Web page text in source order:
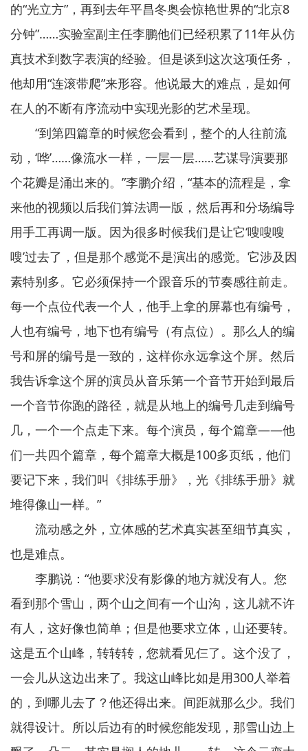
的“光立方”，再到去年平昌冬奥会惊艳世界的“北京8
分钟”……实验室副主任李鹏他们已经积累了11年从仿
真技术到数字表演的经验。但是谈到这次这项任务，
他却用“连滚带爬”来形容。他说最大的难点，是如何
在人的不断有序流动中实现光影的艺术呈现。
“到第四篇章的时候您会看到，整个的人往前流
动，‘哗’……像流水一样，一层一层……艺谋导演要那
个花瓣是涌出来的。”李鹏介绍，“基本的流程是，拿
来他的视频以后我们算法调一版，然后再和分场编导
用手工再调一版。因为很多时候我们是让它‘嗖嗖嗖
嗖’过去了，但是那个感觉不是演出的感觉。它涉及因
素特别多。它必须保持一个跟音乐的节奏感往前走。
每一个点位代表一个人，他手上拿的屏幕也有编号，
人也有编号，地下也有编号（有点位）。那么人的编
号和屏的编号是一致的，这样你永远拿这个屏。然后
我告诉拿这个屏的演员从音乐第一个音节开始到最后
一个音节你跑的路径，就是从地上的编号几走到编号
几，一个一个点走下来。每个演员，每个篇章——他
们一共四个篇章，每个篇章大概是100多页纸，他们
要记下来，我们叫《排练手册》，光《排练手册》就
堆得像山一样。”
流动感之外，立体感的艺术真实甚至细节真实，
也是难点。
李鹏说：“他要求没有影像的地方就没有人。您
看到那个雪山，两个山之间有一个山沟，这儿就不许
有人，这好像也简单；但是他要求立体，山还要转。
这是五个山峰，转转转，您就看见仨了。这个没了，
一会儿从这边出来了。我这山峰比如是用300人举着
的，到哪儿去了？他还得出来。间距就那么少。我们
就得设计。所以后边有的时候您能发现，那雪山边上